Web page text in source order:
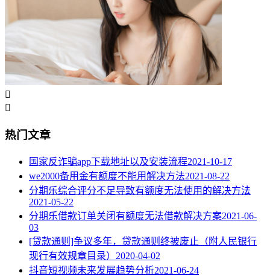


热门文章
国家反诈骗app下载地址以及安装流程2021-10-17
we2000备用金有额度不能用解决方法2021-08-22
分期乐综合评分不足导致有额度无法使用的解决方法
2021-05-22
分期乐借款订单关闭有额度无法借款解决方案2021-06-
03
[贷款通则]争议多年，贷款通则终被废止（附人民银行
现行有效规章目录） 2020-04-02
抖音短视频未来发展趋势分析2021-06-24